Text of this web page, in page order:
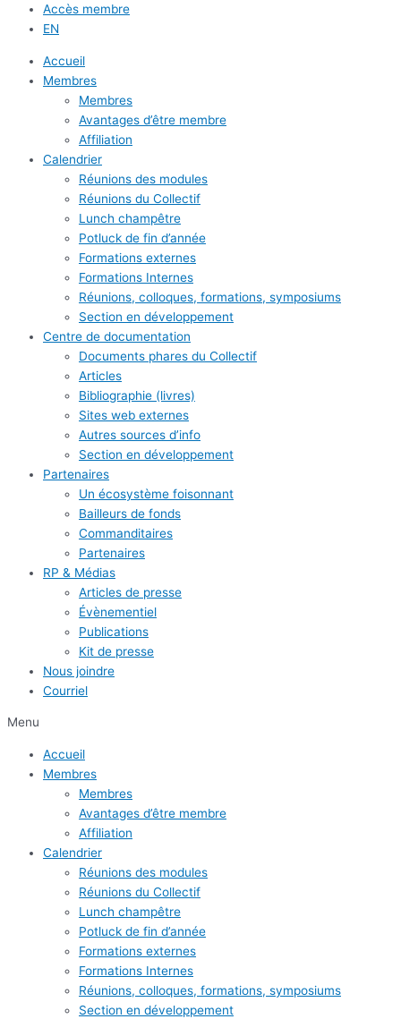
Accès membre
EN
Accueil
Membres
Membres
Avantages d’être membre
Affiliation
Calendrier
Réunions des modules
Réunions du Collectif
Lunch champêtre
Potluck de fin d’année
Formations externes
Formations Internes
Réunions, colloques, formations, symposiums
Section en développement
Centre de documentation
Documents phares du Collectif
Articles
Bibliographie (livres)
Sites web externes
Autres sources d’info
Section en développement
Partenaires
Un écosystème foisonnant
Bailleurs de fonds
Commanditaires
Partenaires
RP & Médias
Articles de presse
Évènementiel
Publications
Kit de presse
Nous joindre
Courriel
Menu
Accueil
Membres
Membres
Avantages d’être membre
Affiliation
Calendrier
Réunions des modules
Réunions du Collectif
Lunch champêtre
Potluck de fin d’année
Formations externes
Formations Internes
Réunions, colloques, formations, symposiums
Section en développement